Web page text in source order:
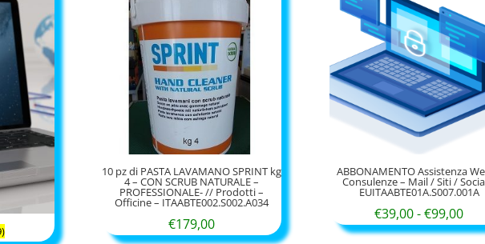
10 pz di PASTA LAVAMANO SPRINT kg
4 – CON SCRUB NATURALE –
PROFESSIONALE- // Prodotti –
Officine – ITAABTE002.S002.A034
€179,00
ABBONAMENTO Assistenza
Consulenze – Mail / Siti /
EUITAABTE01A.S007.001A
€39,00-€99,00
di